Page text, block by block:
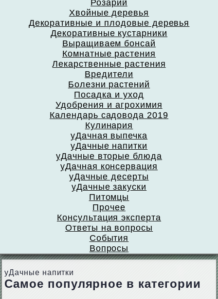
Розарий
Хвойные деревья
Декоративные и плодовые деревья
Декоративные кустарники
Выращиваем бонсай
Комнатные растения
Лекарственные растения
Вредители
Болезни растений
Посадка и уход
Удобрения и агрохимия
Календарь садовода 2019
Кулинария
уДачная выпечка
уДачные напитки
уДачные вторые блюда
уДачная консервация
уДачные десерты
уДачные закуски
Питомцы
Прочее
Консультация эксперта
Ответы на вопросы
События
Вопросы
уДачные напитки
Самое популярное в категории